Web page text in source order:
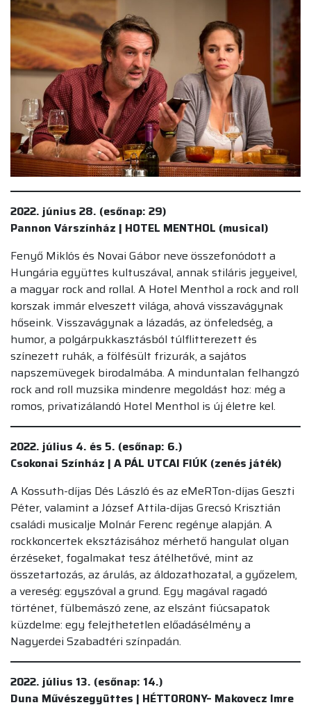
2022. június 28. (esőnap: 29)
Pannon Várszínház | HOTEL MENTHOL (musical)
Fenyő Miklós és Novai Gábor neve összefonódott a
Hungária együttes kultuszával, annak stiláris jegyeivel,
a magyar rock and rollal. A Hotel Menthol a rock and roll
korszak immár elveszett világa, ahová visszavágynak
hőseink. Visszavágynak a lázadás, az önfeledség, a
humor, a polgárpukkasztásból túlflitterezett és
színezett ruhák, a fölfésült frizurák, a sajátos
napszemüvegek birodalmába. A minduntalan felhangzó
rock and roll muzsika mindenre megoldást hoz: még a
romos, privatizálandó Hotel Menthol is új életre kel.
2022. július 4. és 5. (esőnap: 6.)
Csokonai Színház | A PÁL UTCAI FIÚK (zenés játék)
A Kossuth-díjas Dés László és az eMeRTon-díjas Geszti
Péter, valamint a József Attila-díjas Grecsó Krisztián
családi musicalje Molnár Ferenc regénye alapján. A
rockkoncertek eksztázisához mérhető hangulat olyan
érzéseket, fogalmakat tesz átélhetővé, mint az
összetartozás, az árulás, az áldozathozatal, a győzelem,
a vereség: egyszóval a grund. Egy magával ragadó
történet, fülbemászó zene, az elszánt fiúcsapatok
küzdelme: egy felejthetetlen előadásélmény a
Nagyerdei Szabadtéri színpadán.
2022. július 13. (esőnap: 14.)
Duna Művészegyüttes | HÉTTORONY– Makovecz Imre